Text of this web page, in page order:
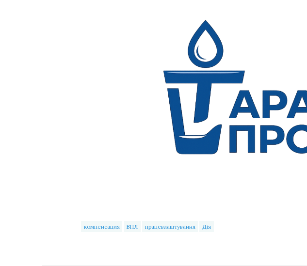
компенсация ВПЛ працевлаштування Дія